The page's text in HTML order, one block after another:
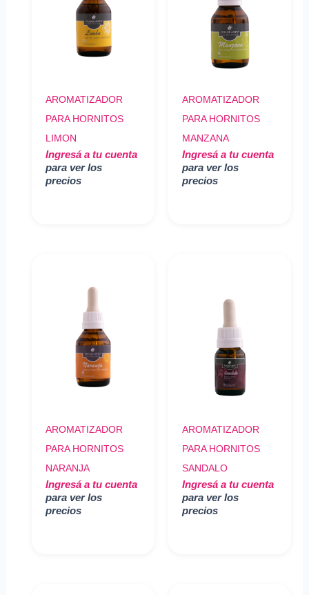
AROMATIZADOR
PARA HORNITOS
LIMON
Ingresá a tu cuenta
para ver los
precios
AROMATIZADOR
PARA HORNITOS
MANZANA
Ingresá a tu cuenta
para ver los
precios
AROMATIZADOR
PARA HORNITOS
NARANJA
Ingresá a tu cuenta
para ver los
precios
AROMATIZADOR
PARA HORNITOS
SANDALO
Ingresá a tu cuenta
para ver los
precios